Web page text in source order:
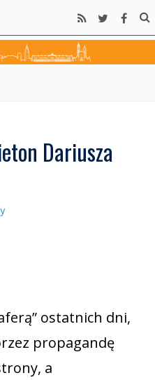
Dariusza
ostatnich dni,
propagandę
a